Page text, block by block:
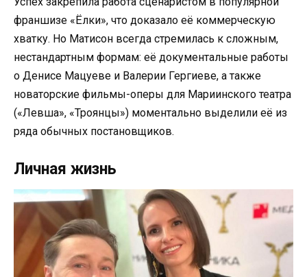
франшизе «Ёлки», что доказало её коммерческую
хватку. Но Матисон всегда стремилась к сложным,
нестандартным формам: её документальные работы
о Денисе Мацуеве и Валерии Гергиеве, а также
новаторские фильмы-оперы для Мариинского театра
(«Левша», «Троянцы») моментально выделили её из
ряда обычных постановщиков.
Личная жизнь